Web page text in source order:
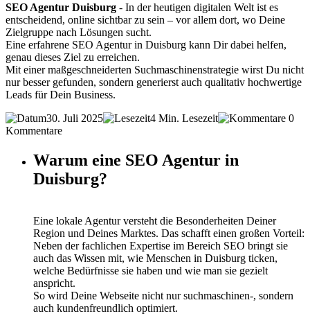
SEO Agentur Duisburg - In der heutigen digitalen Welt ist es
entscheidend, online sichtbar zu sein – vor allem dort, wo Deine
Zielgruppe nach Lösungen sucht.
Eine erfahrene SEO Agentur in Duisburg kann Dir dabei helfen,
genau dieses Ziel zu erreichen.
Mit einer maßgeschneiderten Suchmaschinenstrategie wirst Du nicht
nur besser gefunden, sondern generierst auch qualitativ hochwertige
Leads für Dein Business.
30. Juli 2025
4 Min. Lesezeit
0
Kommentare
Warum eine SEO Agentur in
Duisburg?
Eine lokale Agentur versteht die Besonderheiten Deiner
Region und Deines Marktes. Das schafft einen großen Vorteil:
Neben der fachlichen Expertise im Bereich SEO bringt sie
auch das Wissen mit, wie Menschen in Duisburg ticken,
welche Bedürfnisse sie haben und wie man sie gezielt
anspricht.
So wird Deine Webseite nicht nur suchmaschinen-, sondern
auch kundenfreundlich optimiert.